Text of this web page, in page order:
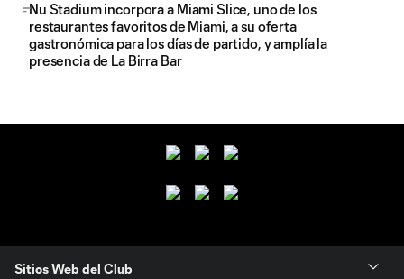
Nu Stadium incorpora a Miami Slice, uno de los
restaurantes favoritos de Miami, a su oferta
gastronómica para los días de partido, y amplía la
presencia de La Birra Bar
Sitios Web del Club